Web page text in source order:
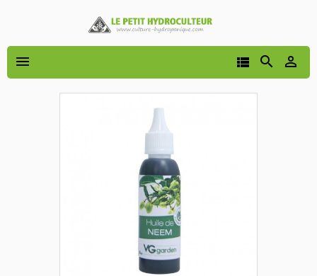
 

